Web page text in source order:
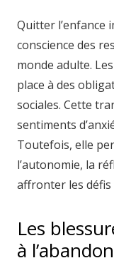
Quitter l’enfance
conscience des
monde adulte.
place à des
sociales. Cette
sentiments
Toutefois, elle
l’autonomie, la
affronter les défis
Les
à l’abandon